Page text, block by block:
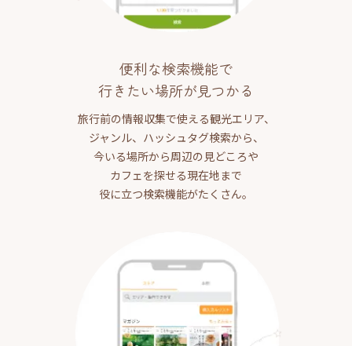
便利な検索機能で
行きたい場所が見つかる
旅行前の情報収集で使える観光エリア、
ジャンル、ハッシュタグ検索から、
今いる場所から周辺の見どころや
カフェを探せる現在地まで
役に立つ検索機能がたくさん。